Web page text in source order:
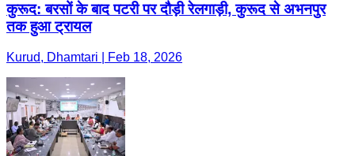
कुरूद: बरसों के बाद पटरी पर दौड़ी रेलगाड़ी, कुरूद से अभनपुर
तक हुआ ट्रायल
Kurud, Dhamtari | Feb 18, 2026